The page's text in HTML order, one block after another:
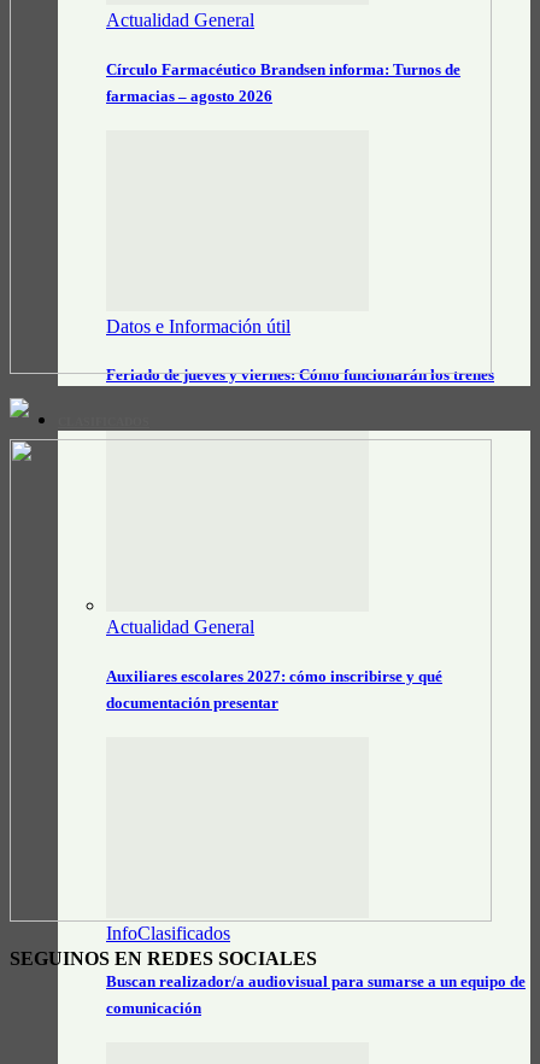
Actualidad General
Círculo Farmacéutico Brandsen informa: Turnos de
farmacias – agosto 2026
Datos e Información útil
Feriado de jueves y viernes: Cómo funcionarán los trenes
Actualidad General
Auxiliares escolares 2027: cómo inscribirse y qué
documentación presentar
InfoClasificados
Buscan realizador/a audiovisual para sumarse a un equipo de
comunicación
SEGUINOS EN REDES SOCIALES